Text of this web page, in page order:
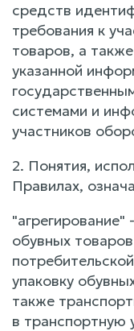
средств
требования к
товаров, а
указанной
системами и
участников
2. Понятия,
Правилах,
обувных
упаковку
также
в транспортную